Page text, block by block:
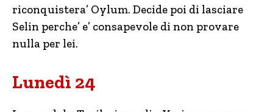
riconquistera’ Oylum. Decide poi di lasciare
Selin perche’ e’ consapevole di non provare
nulla per lei.
Lunedì 24